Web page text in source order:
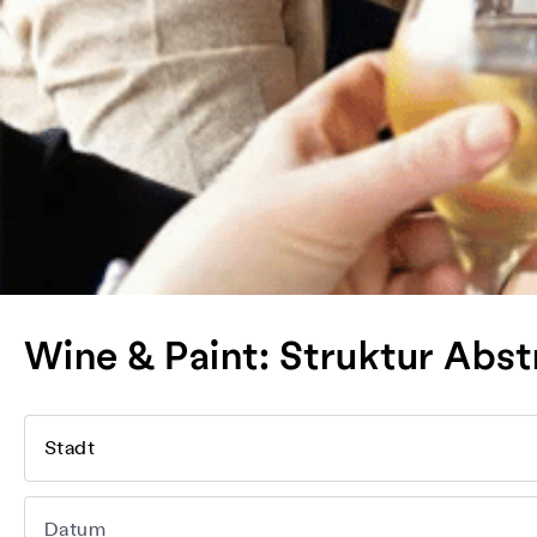
Wine & Paint: Struktur
Stadt
Datum